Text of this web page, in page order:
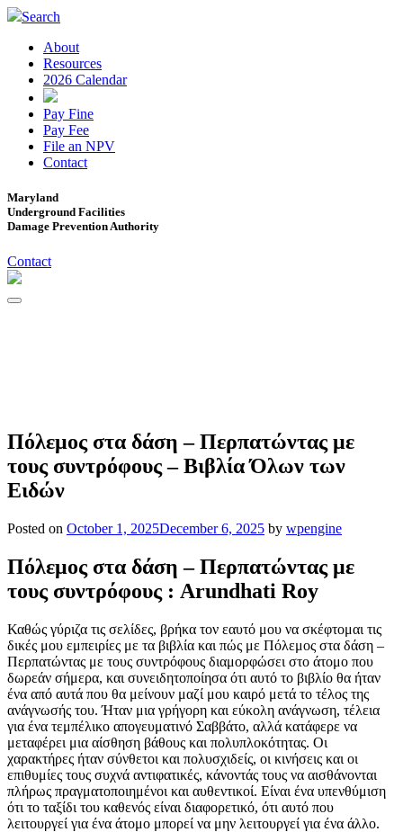
Search
About
Resources
2026 Calendar
Pay Fine
Pay Fee
File an NPV
Contact
Maryland
Underground Facilities
Damage Prevention Authority
Contact
Πόλεμος στα δάση – Περπατώντας με
τους συντρόφους – Βιβλία Όλων των
Ειδών
Posted on October 1, 2025December 6, 2025 by wpengine
Πόλεμος στα δάση – Περπατώντας με
τους συντρόφους : Arundhati Roy
Καθώς γύριζα τις σελίδες, βρήκα τον εαυτό μου να σκέφτομαι τις
δικές μου εμπειρίες με τα βιβλία και πώς με Πόλεμος στα δάση –
Περπατώντας με τους συντρόφους διαμορφώσει στο άτομο που
δωρεάν σήμερα, και συνειδητοποίησα ότι αυτό το βιβλίο θα ήταν
ένα από αυτά που θα μείνουν μαζί μου καιρό μετά το τέλος της
ανάγνωσής του. Ήταν μια γρήγορη και εύκολη ανάγνωση, τέλεια
για ένα τεμπέλικο απογευματινό Σαββάτο, αλλά κατάφερε να
μεταφέρει μια αίσθηση βάθους και πολυπλοκότητας. Οι
χαρακτήρες ήταν σύνθετοι και πολυσχιδείς, οι κινήσεις και οι
επιθυμίες τους συχνά αντιφατικές, κάνοντάς τους να αισθάνονται
πλήρως πραγματοποιημένοι και αυθεντικοί. Είναι ένα υπενθύμιση
ότι το ταξίδι του καθενός είναι διαφορετικό, ότι αυτό που
λειτουργεί για ένα άτομο μπορεί να μην λειτουργεί για ένα άλλο.